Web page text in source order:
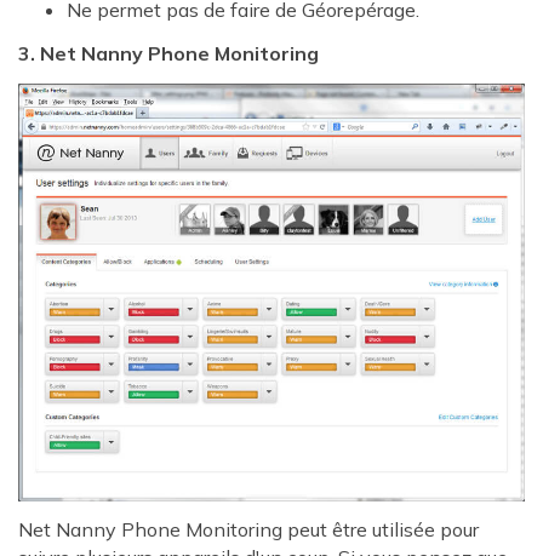
Ne permet pas de faire de Géorepérage.
3. Net Nanny Phone Monitoring
Net Nanny Phone Monitoring peut être utilisée pour